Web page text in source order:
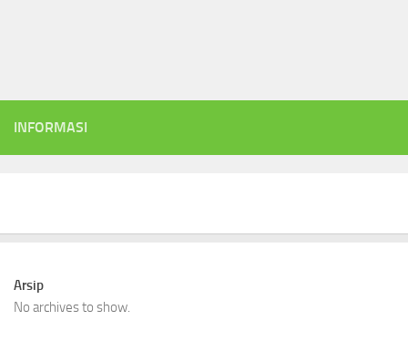
INFORMASI
Arsip
No archives to show.